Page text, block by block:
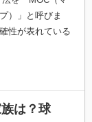
）」と呼びま
性が表れている
は？球